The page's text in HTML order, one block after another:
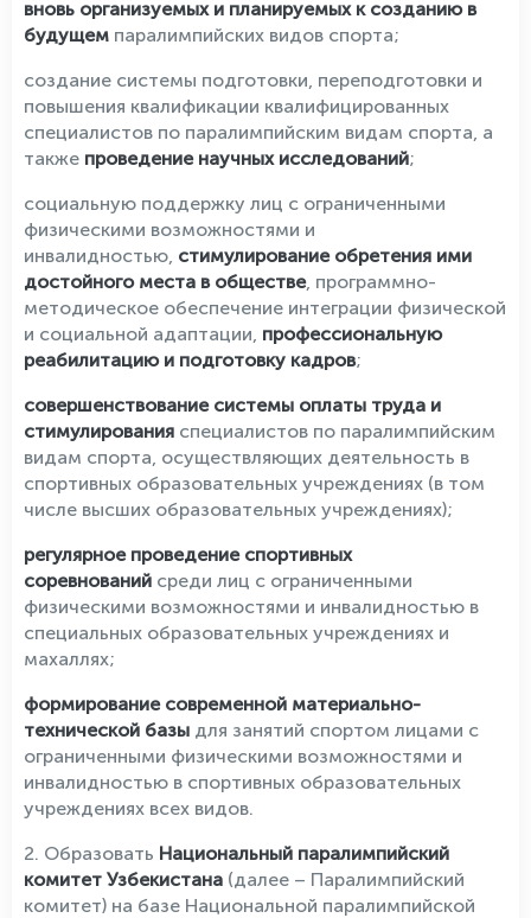
вновь организуемых и планируемых к созданию в
будущем паралимпийских видов спорта;
создание системы подготовки, переподготовки и
повышения квалификации квалифицированных
специалистов по паралимпийским видам спорта, а
также проведение научных исследований;
социальную поддержку лиц с ограниченными
физическими возможностями и
инвалидностью, стимулирование обретения ими
достойного места в обществе, программно-
методическое обеспечение интеграции физической
и социальной адаптации, профессиональную
реабилитацию и подготовку кадров;
совершенствование системы оплаты труда и
стимулирования специалистов по паралимпийским
видам спорта, осуществляющих деятельность в
спортивных образовательных учреждениях (в том
числе высших образовательных учреждениях);
регулярное проведение спортивных
соревнований среди лиц с ограниченными
физическими возможностями и инвалидностью в
специальных образовательных учреждениях и
махаллях;
формирование современной материально-
технической базы для занятий спортом лицами с
ограниченными физическими возможностями и
инвалидностью в спортивных образовательных
учреждениях всех видов.
2. Образовать Национальный паралимпийский
комитет Узбекистана (далее – Паралимпийский
комитет) на базе Национальной паралимпийской